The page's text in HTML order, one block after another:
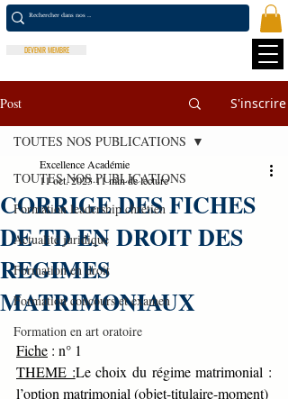
DEVENIR MEMBRE
Post S'inscrire
TOUTES NOS PUBLICATIONS
Formation leadership chrétien
Actualité juridique
Formation en droit
Formation concours et examen
Formation en art oratoire
TOUTES NOS PUBLICATIONS
CORRIGE DES FICHES
DE TD EN DROIT DES
REGIMES
MATRIMONIAUX
Excellence Académie
11 oct. 2023 11 min de lecture
Fiche : n° 1
THEME :Le choix du régime matrimonial :
l’option matrimonial (objet-titulaire-moment)